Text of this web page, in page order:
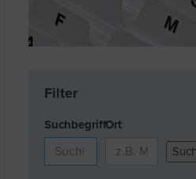
Filter
SuchbegriffOrt